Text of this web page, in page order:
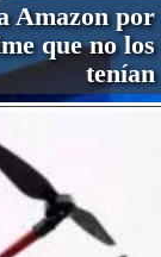
Amazon por
que no los
tenían